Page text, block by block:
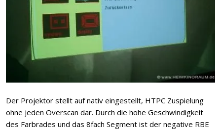
Der Projektor stellt auf nativ eingestellt, HTPC Zuspielung
ohne jeden Overscan dar. Durch die hohe Geschwindigkeit
des Farbrades und das 8fach Segment ist der negative RBE